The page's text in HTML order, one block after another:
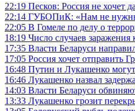
22:19 Песков: Россия не хочет
22:14 ГУБОПиК: «Нам не нужны
22:05 В Гомеле по делу о
18:19 Число случаев заражения
17:35 Власти Беларуси
17:05 Россия хочет отправить
16:48 Путин и Лукашенко могут
16:46 Лукашенко назвал
14:03 Власти Беларуси
13:33 Лукашенко грозит